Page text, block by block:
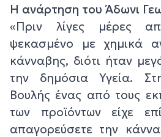
Η ανάρτηση του Άδωνι
«Πριν λίγες μέρες
ψεκασμένο με χημικά
κάνναβης, διότι ήταν
την δημόσια Υγεία.
Βουλής ένας από τους
των προϊόντων είχε
απαγορεύσετε την